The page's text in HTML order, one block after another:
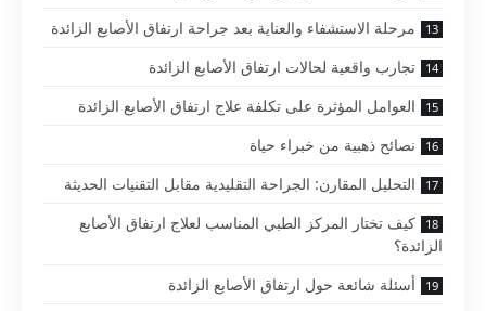
مرحلة الاستشفاء والعناية بعد جراحة ارتفاق الأصابع الزائدة
تجارب واقعية لحالات ارتفاق الأصابع الزائدة
العوامل المؤثرة على تكلفة علاج ارتفاق الأصابع الزائدة
نصائح ذهبية من خبراء حياة
التحليل المقارن: الجراحة التقليدية مقابل التقنيات الحديثة
كيف تختار المركز الطبي المناسب لعلاج ارتفاق الأصابع
الزائدة؟
أسئلة شائعة حول ارتفاق الأصابع الزائدة